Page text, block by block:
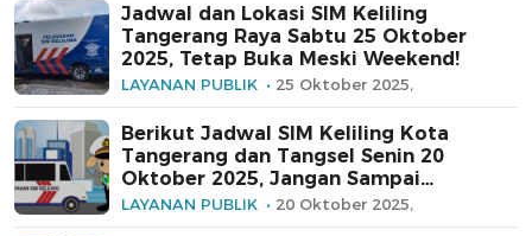
Jadwal dan Lokasi SIM Keliling
Tangerang Raya Sabtu 25 Oktober
2025, Tetap Buka Meski Weekend!
LAYANAN PUBLIK 25 Oktober 2025,
Berikut Jadwal SIM Keliling Kota
Tangerang dan Tangsel Senin 20
Oktober 2025, Jangan Sampai
Terlewat!
LAYANAN PUBLIK 20 Oktober 2025,